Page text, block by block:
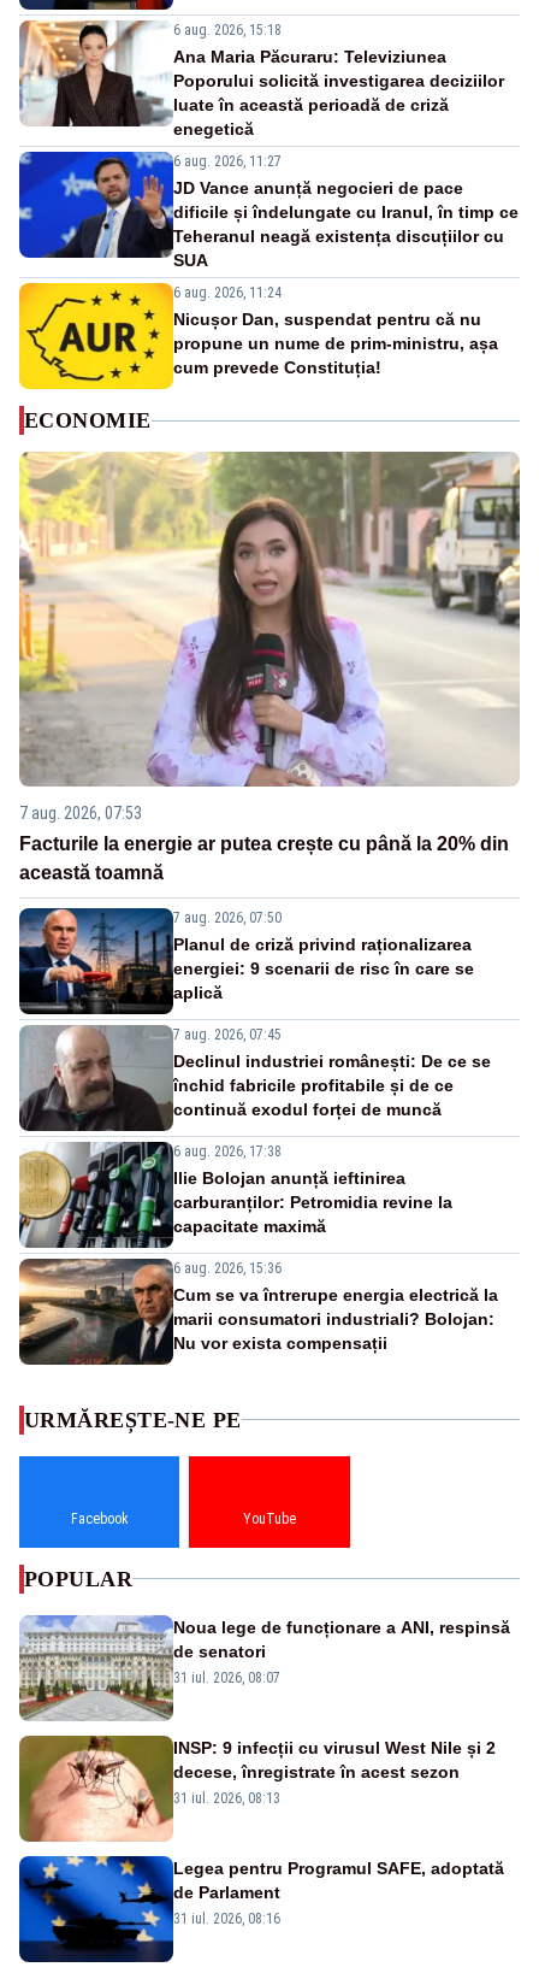
6 aug. 2026, 15:18
Ana Maria Păcuraru: Televiziunea
Poporului solicită investigarea deciziilor
luate în această perioadă de criză
enegetică
6 aug. 2026, 11:27
JD Vance anunță negocieri de pace
dificile și îndelungate cu Iranul, în timp ce
Teheranul neagă existența discuțiilor cu
SUA
6 aug. 2026, 11:24
Nicușor Dan, suspendat pentru că nu
propune un nume de prim-ministru, așa
cum prevede Constituția!
ECONOMIE
7 aug. 2026, 07:53
Facturile la energie ar putea crește cu până la 20% din
această toamnă
7 aug. 2026, 07:50
Planul de criză privind raționalizarea
energiei: 9 scenarii de risc în care se
aplică
7 aug. 2026, 07:45
Declinul industriei românești: De ce se
închid fabricile profitabile și de ce
continuă exodul forței de muncă
6 aug. 2026, 17:38
Ilie Bolojan anunță ieftinirea
carburanților: Petromidia revine la
capacitate maximă
6 aug. 2026, 15:36
Cum se va întrerupe energia electrică la
marii consumatori industriali? Bolojan:
Nu vor exista compensații
URMĂREȘTE-NE PE
Facebook YouTube
POPULAR
Noua lege de funcționare a ANI, respinsă
de senatori
31 iul. 2026, 08:07
INSP: 9 infecții cu virusul West Nile și 2
decese, înregistrate în acest sezon
31 iul. 2026, 08:13
Legea pentru Programul SAFE, adoptată
de Parlament
31 iul. 2026, 08:16